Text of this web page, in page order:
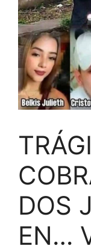
DOS
EN…